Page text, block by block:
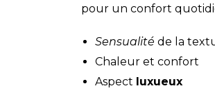
pour un confort
Sensualité de la
Chaleur et confort
Aspect luxueux